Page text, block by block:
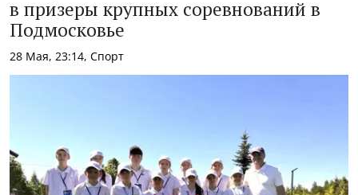
в призеры крупных соревнований в
Подмосковье
28 Мая, 23:14, Спорт